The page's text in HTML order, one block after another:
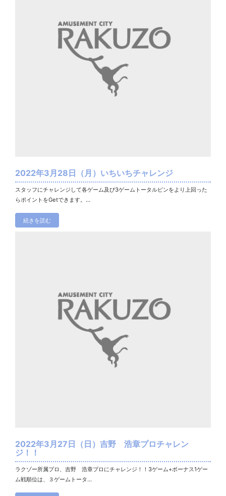
2022年3月28日（月）いちいちチャレンジ
スタッフにチャレンジして各ゲーム及び3ゲームトータルピンをより上回った
らポイントをGetできます。...
続きを読む
2022年3月27日（日）吉野 浩章プロチャレン
ジ！！
ラクゾー所属プロ、吉野 浩章プロにチャレンジ！！3ゲーム+ボーナス1ゲー
ム戦順位は、３ゲームトータ...